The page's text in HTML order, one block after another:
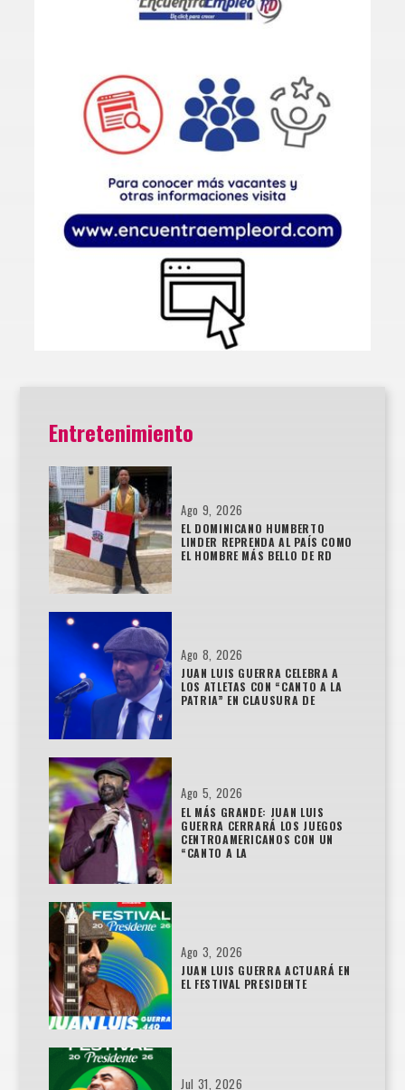
Entretenimiento
Ago 9, 2026
EL DOMINICANO HUMBERTO
LINDER REPRENDA AL PAÍS COMO
EL HOMBRE MÁS BELLO DE RD
Ago 8, 2026
JUAN LUIS GUERRA CELEBRA A
LOS ATLETAS CON “CANTO A LA
PATRIA” EN CLAUSURA DE
Ago 5, 2026
EL MÁS GRANDE: JUAN LUIS
GUERRA CERRARÁ LOS JUEGOS
CENTROAMERICANOS CON UN
“CANTO A LA
Ago 3, 2026
JUAN LUIS GUERRA ACTUARÁ EN
EL FESTIVAL PRESIDENTE
Jul 31, 2026